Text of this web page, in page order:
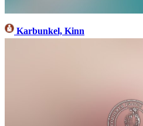
Karbunkel, Kinn